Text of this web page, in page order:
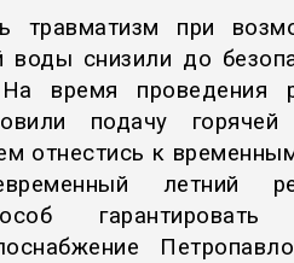
травматизм при
воды снизили до
время проведения
подачу
отнестись к